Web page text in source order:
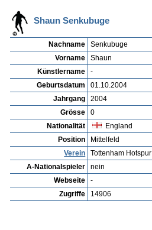
Shaun Senkubuge
Nachname
Senkubuge
Vorname
Shaun
Künstlername
-
Geburtsdatum
01.10.2004
Jahrgang
2004
Grösse
0
Nationalität
England
Position
Mittelfeld
Verein
Tottenham Hotspur
A-Nationalspieler
nein
Webseite
-
Zugriffe
14906